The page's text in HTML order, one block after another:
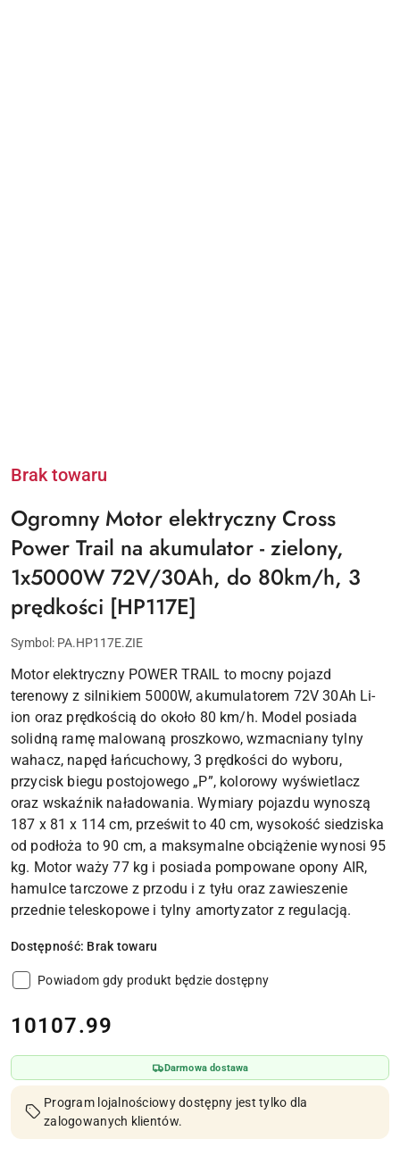
Brak towaru
Ogromny Motor elektryczny Cross
Power Trail na akumulator - zielony,
1x5000W 72V/30Ah, do 80km/h, 3
prędkości [HP117E]
Symbol: PA.HP117E.ZIE
Motor elektryczny POWER TRAIL to mocny pojazd
terenowy z silnikiem 5000W, akumulatorem 72V 30Ah Li-
ion oraz prędkością do około 80 km/h. Model posiada
solidną ramę malowaną proszkowo, wzmacniany tylny
wahacz, napęd łańcuchowy, 3 prędkości do wyboru,
przycisk biegu postojowego „P”, kolorowy wyświetlacz
oraz wskaźnik naładowania. Wymiary pojazdu wynoszą
187 x 81 x 114 cm, prześwit to 40 cm, wysokość siedziska
od podłoża to 90 cm, a maksymalne obciążenie wynosi 95
kg. Motor waży 77 kg i posiada pompowane opony AIR,
hamulce tarczowe z przodu i z tyłu oraz zawieszenie
przednie teleskopowe i tylny amortyzator z regulacją.
Dostępność: Brak towaru
Powiadom gdy produkt będzie dostępny
cena:
10107.99
Darmowa dostawa
Program lojalnościowy dostępny jest tylko dla
zalogowanych klientów.